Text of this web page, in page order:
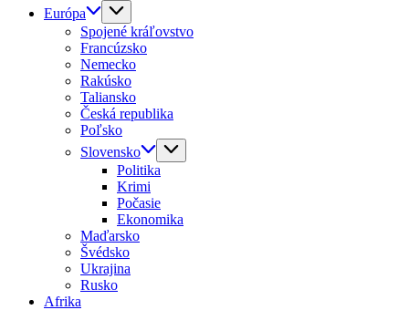
Európa
Spojené kráľovstvo
Francúzsko
Nemecko
Rakúsko
Taliansko
Česká republika
Poľsko
Slovensko
Politika
Krimi
Počasie
Ekonomika
Maďarsko
Švédsko
Ukrajina
Rusko
Afrika